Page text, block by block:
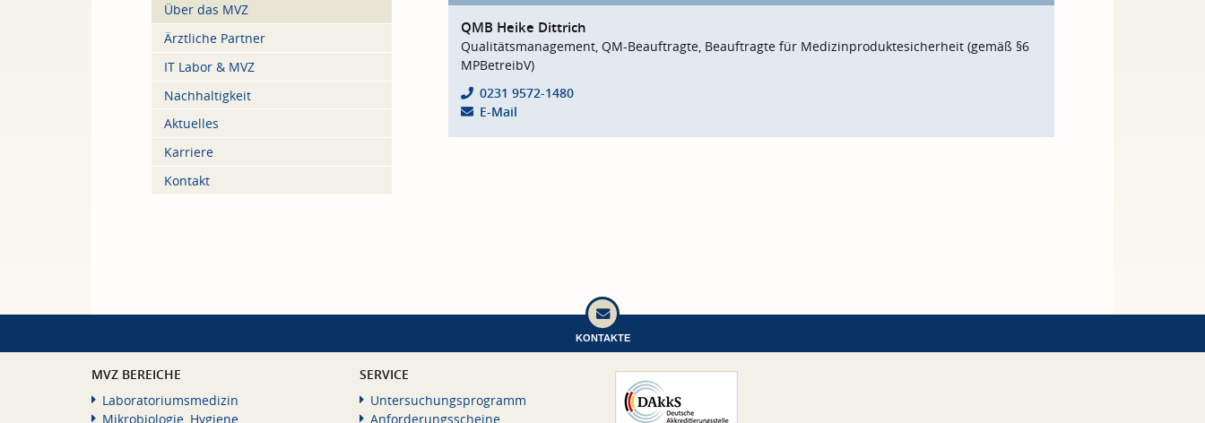
Über das MVZ
Ärztliche Partner
IT Labor & MVZ
Nachhaltigkeit
Aktuelles
Karriere
Kontakt
QMB Heike Dittrich
Qualitätsmanagement, QM-Beauftragte, Beauftragte für Medizinproduktesicherheit (gemäß §6
MPBetreibV)
0231 9572-1480
E-Mail
KONTAKTE
MVZ BEREICHE
Laboratoriumsmedizin
Mikrobiologie, Hygiene
SERVICE
Untersuchungsprogramm
Anforderungsscheine